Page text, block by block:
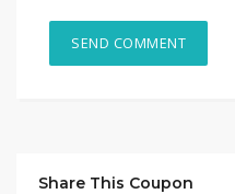
Share This Coupon